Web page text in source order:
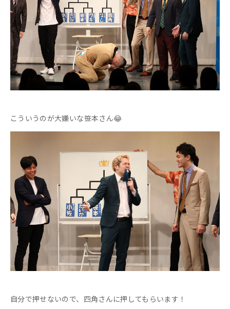
こういうのが大嫌いな笹本さん😂
自分で押せないので、四角さんに押してもらいます！